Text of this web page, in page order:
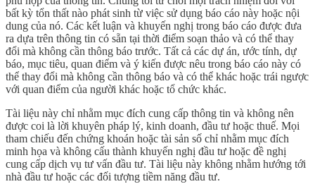
bất kỳ tổn thất nào phát sinh từ việc sử dụng báo cáo này hoặc nội
dung của nó. Các kết luận và khuyến nghị trong báo cáo được đưa
ra dựa trên thông tin có sẵn tại thời điểm soạn thảo và có thể thay
đổi mà không cần thông báo trước. Tất cả các dự án, ước tính, dự
báo, mục tiêu, quan điểm và ý kiến được nêu trong báo cáo này có
thể thay đổi mà không cần thông báo và có thể khác hoặc trái ngược
với quan điểm của người khác hoặc tổ chức khác.
Tài liệu này chỉ nhằm mục đích cung cấp thông tin và không nên
được coi là lời khuyên pháp lý, kinh doanh, đầu tư hoặc thuế. Mọi
tham chiếu đến chứng khoán hoặc tài sản số chỉ nhằm mục đích
minh họa và không cấu thành khuyến nghị đầu tư hoặc đề nghị
cung cấp dịch vụ tư vấn đầu tư. Tài liệu này không nhằm hướng tới
nhà đầu tư hoặc các đối tượng tiềm năng đầu tư.